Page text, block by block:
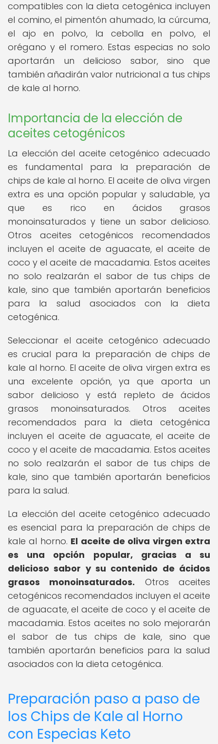
compatibles con la dieta cetogénica incluyen
el comino, el pimentón ahumado, la cúrcuma,
el ajo en polvo, la cebolla en polvo, el
orégano y el romero. Estas especias no solo
aportarán un delicioso sabor, sino que
también añadirán valor nutricional a tus chips
de kale al horno.
Importancia de la elección de
aceites cetogénicos
La elección del aceite cetogénico adecuado
es fundamental para la preparación de
chips de kale al horno. El aceite de oliva virgen
extra es una opción popular y saludable, ya
que es rico en ácidos grasos
monoinsaturados y tiene un sabor delicioso.
Otros aceites cetogénicos recomendados
incluyen el aceite de aguacate, el aceite de
coco y el aceite de macadamia. Estos aceites
no solo realzarán el sabor de tus chips de
kale, sino que también aportarán beneficios
para la salud asociados con la dieta
cetogénica.
Seleccionar el aceite cetogénico adecuado
es crucial para la preparación de chips de
kale al horno. El aceite de oliva virgen extra es
una excelente opción, ya que aporta un
sabor delicioso y está repleto de ácidos
grasos monoinsaturados. Otros aceites
recomendados para la dieta cetogénica
incluyen el aceite de aguacate, el aceite de
coco y el aceite de macadamia. Estos aceites
no solo realzarán el sabor de tus chips de
kale, sino que también aportarán beneficios
para la salud.
La elección del aceite cetogénico adecuado
es esencial para la preparación de chips de
kale al horno. El aceite de oliva virgen extra
es una opción popular, gracias a su
delicioso sabor y su contenido de ácidos
grasos monoinsaturados. Otros aceites
cetogénicos recomendados incluyen el aceite
de aguacate, el aceite de coco y el aceite de
macadamia. Estos aceites no solo mejorarán
el sabor de tus chips de kale, sino que
también aportarán beneficios para la salud
asociados con la dieta cetogénica.
Preparación paso a paso de
los Chips de Kale al Horno
con Especias Keto